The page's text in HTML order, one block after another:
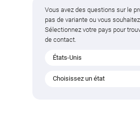
Vous avez des questions sur le
pas de variante ou vous
Sélectionnez votre pays pour
de contact.
États-Unis
Choisissez un état